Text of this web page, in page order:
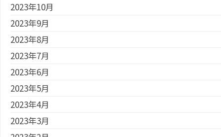
2023年10月
2023年9月
2023年8月
2023年7月
2023年6月
2023年5月
2023年4月
2023年3月